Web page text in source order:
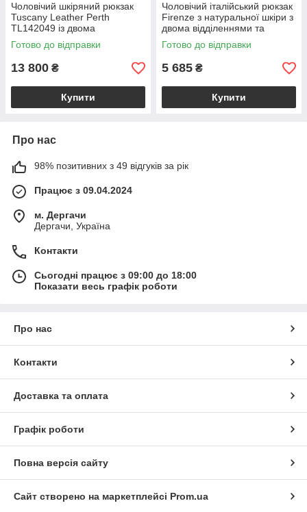
Чоловічий шкіряний рюкзак
Tuscany Leather Perth
TL142049 із двома
відділеннями на блискавці,
темно-коричневий
BS2049_1_5
Готово до відправки
13 800 ₴
Купити
Чоловічий італійський рюкзак
Firenze з натуральної шкіри з
двома відділеннями та
фронтальною кишенею,
чорний VL2220-05-31
Готово до відправки
5 685 ₴
Купити
Про нас
98% позитивних з 49 відгуків за рік
Працює з 09.04.2024
м. Дергачи
Дергачи, Україна
Контакти
Сьогодні працює з 09:00 до 18:00
Показати весь графік роботи
Про нас
Контакти
Доставка та оплата
Графік роботи
Повна версія сайту
Сайт створено на маркетплейсі Prom.ua